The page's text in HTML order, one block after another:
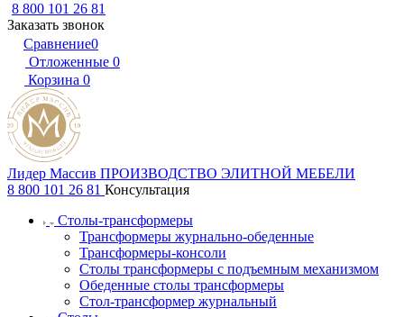
8 800 101 26 81
Заказать звонок
Сравнение0
Отложенные 0
Корзина 0
Лидер Массив ПРОИЗВОДСТВО ЭЛИТНОЙ МЕБЕЛИ
8 800 101 26 81 Консультация
Столы-трансформеры
Трансформеры журнально-обеденные
Трансформеры-консоли
Столы трансформеры с подъемным механизмом
Обеденные столы трансформеры
Стол-трансформер журнальный